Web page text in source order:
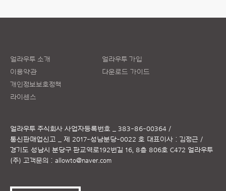
얼라우투 소개
이용약관
개인정보보호정책
라이센스
얼라우투 가입
다운로드 가이드
얼라우투 주식회사 사업자등록번호 _ 383-86-00364 /
통신판매업신고 _ 제 2017-성남분당-0022 호 대표이사 : 김정근 /
경기도 성남시 분당구 판교역로192번길 16, 8층 806호 C472 얼라우투
(주) 고객문의 : allowto@naver.com